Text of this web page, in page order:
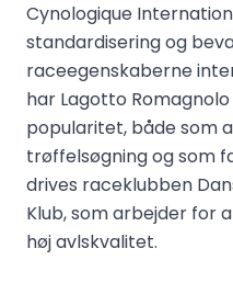
Cynologique
standardisering og
raceegenskaberne
har Lagotto
popularitet, både som
trøffelsøgning og som
drives raceklubben
Klub, som arbejder for
høj avlskvalitet.